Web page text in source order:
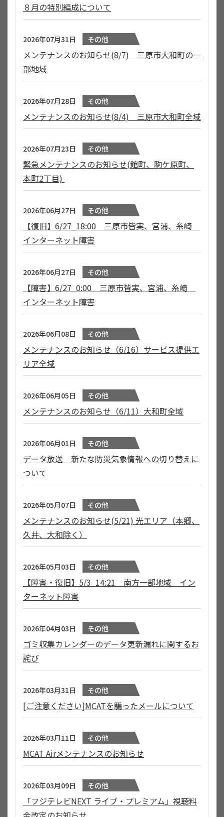
８月の特別編成について
2026年07月31日 その他
メンテナンスのお知らせ(8/7) 三原市大和町の一
部地域
2026年07月28日 その他
メンテナンスのお知らせ(8/4) 三原市大和町全域
2026年07月23日 その他
緊急メンテナンスのお知らせ(館町、駒ケ原町、
本町2丁目)
2026年06月27日 その他
【復旧】6/27_18:00 三原市皆実、宮浦、糸崎
インターネット障害
2026年06月27日 その他
【障害】6/27_0:00 三原市皆実、宮浦、糸崎
インターネット障害
2026年06月08日 その他
メンテナンスのお知らせ（6/16）サービス提供エ
リア全域
2026年06月05日 その他
メンテナンスのお知らせ（6/11）大和町全域
2026年06月01日 その他
データ放送 新たな防災気象情報への切り替えに
ついて
2026年05月07日 その他
メンテナンスのお知らせ(5/21) 光エリア（本郷、
久井、大和除く）
2026年05月03日 その他
【障害・復旧】5/3_14:21 南方一部地域 イン
ターネット障害
2026年04月03日 その他
ゴミ収集カレンダーのデータ更新漏れに関するお
詫び
2026年03月31日 その他
[ご注意ください]MCATを騙ったメールについて
2026年03月11日 その他
MCAT Airメンテナンスのお知らせ
2026年03月09日 その他
「フジテレビNEXT ライブ・プレミアム」視聴料